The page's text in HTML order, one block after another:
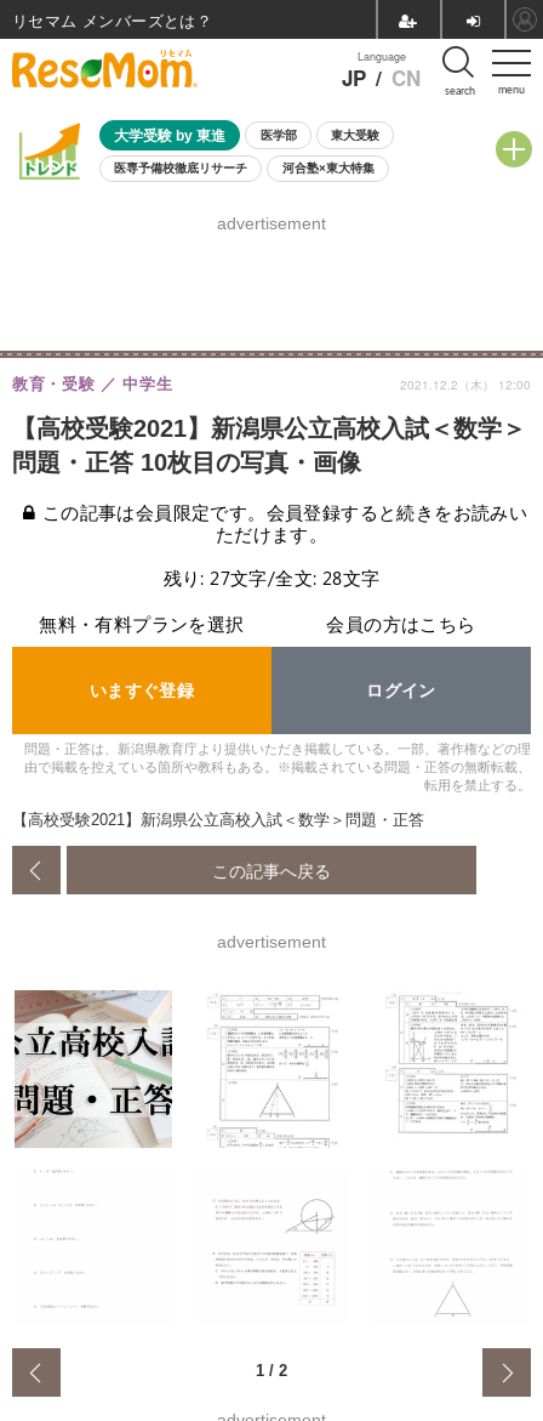
menu
Language
JP / CN search
大学受験 by 東進 医学部 東大受験
医専予備校徹底リサーチ 河合塾×東大特集
8月開催学校説明会・相談会
advertisement
【高校受験2021】新潟県公立高校入試＜数学＞
問題・正答 10枚目の写真・画像
教育・受験 中学生 2021.12.2（木） 12:00
この記事は会員限定です。会員登録すると続きをお読みい
ただけます。
残り: 27文字/全文: 28文字
無料・有料プランを選択
いますぐ登録
会員の方はこちら
ログイン
問題・正答は、新潟県教育庁より提供いただき掲載している。一部、著作権などの理
由で掲載を控えている箇所や教科もある。※掲載されている問題・正答の無断転載、
転用を禁止する。
【高校受験2021】新潟県公立高校入試＜数学＞問題・正答
この記事へ戻る
advertisement
1 / 2
リセマム メンバーズ